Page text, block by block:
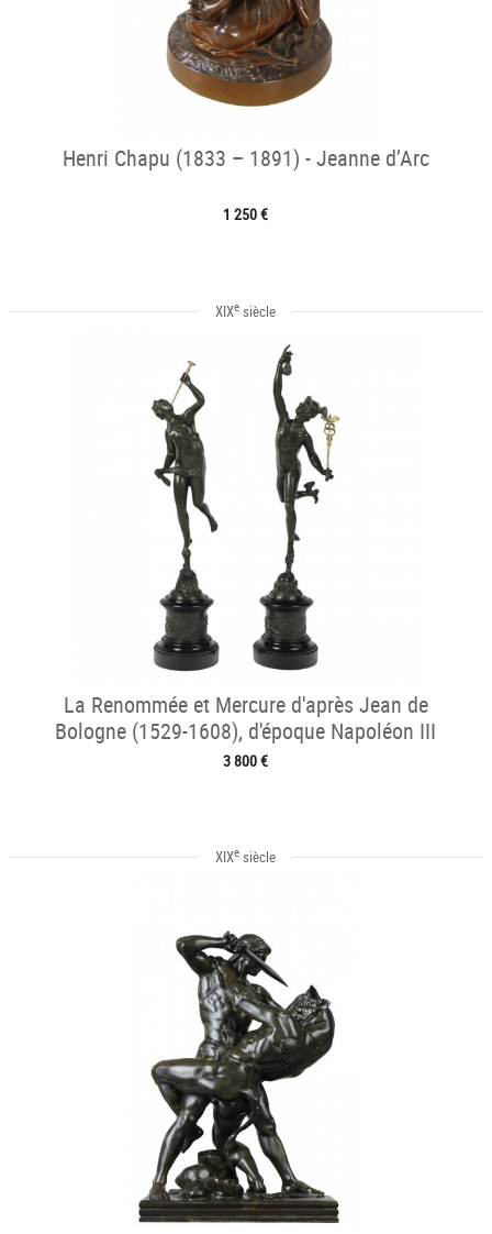
Henri Chapu (1833 – 1891) - Jeanne d’Arc
1 250 €
XIXe siècle
La Renommée et Mercure d'après Jean de
Bologne (1529-1608), d'époque Napoléon III
3 800 €
XIXe siècle